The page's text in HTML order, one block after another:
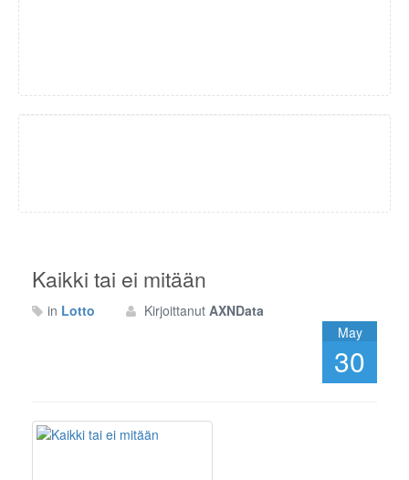
Kaikki tai ei mitään
in Lotto Kirjoittanut AXNData
May
30